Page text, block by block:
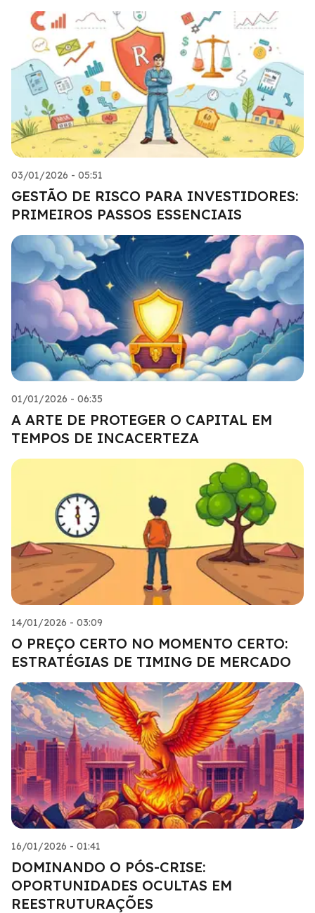
03/01/2026 - 05:51
GESTÃO DE RISCO PARA INVESTIDORES:
PRIMEIROS PASSOS ESSENCIAIS
01/01/2026 - 06:35
A ARTE DE PROTEGER O CAPITAL EM
TEMPOS DE INCACERTEZA
14/01/2026 - 03:09
O PREÇO CERTO NO MOMENTO CERTO:
ESTRATÉGIAS DE TIMING DE MERCADO
16/01/2026 - 01:41
DOMINANDO O PÓS-CRISE:
OPORTUNIDADES OCULTAS EM
REESTRUTURAÇÕES